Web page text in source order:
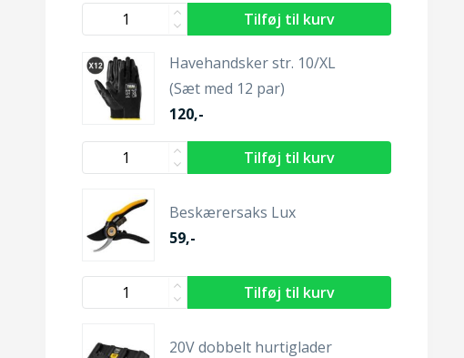
Havehandsker str. 10/XL
(Sæt med 12 par)
120,-
Beskærersaks Lux
59,-
20V dobbelt hurtiglader